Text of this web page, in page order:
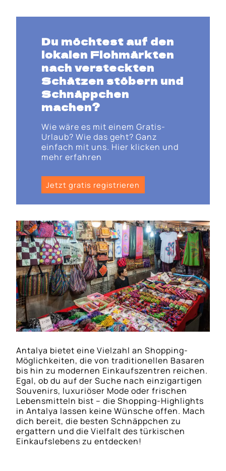
Du möchtest auf den
lokalen Flohmärkten
nach versteckten
Schätzen stöbern und
Schnäppchen
machen?
Wie wäre es mit einem Gratis-
Urlaub? Wie das geht? Ganz
einfach mit uns. Hier klicken und
mehr erfahren
Jetzt gratis registrieren
Antalya bietet eine Vielzahl an Shopping-
Möglichkeiten, die von traditionellen Basaren
bis hin zu modernen Einkaufszentren reichen.
Egal, ob du auf der Suche nach einzigartigen
Souvenirs, luxuriöser Mode oder frischen
Lebensmitteln bist – die Shopping-Highlights
in Antalya lassen keine Wünsche offen. Mach
dich bereit, die besten Schnäppchen zu
ergattern und die Vielfalt des türkischen
Einkaufslebens zu entdecken!